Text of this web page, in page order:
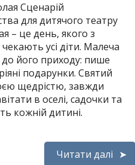
Сценарій
для дитячого театру
– це день, якого з
усі діти. Малеча
до його приходу: пише
подарунки. Святий
щедрістю, завжди
в оселі, садочки та
кожній дитині.
Читати далі